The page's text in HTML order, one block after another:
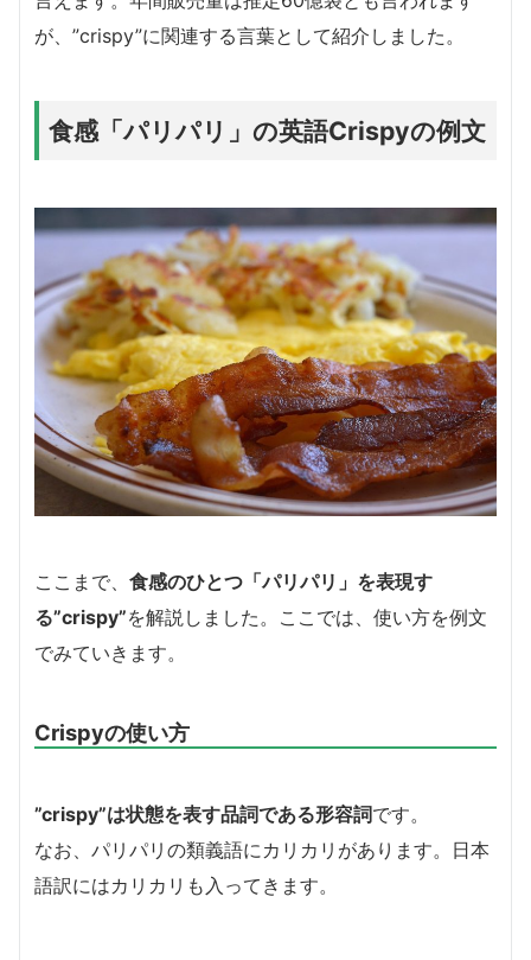
が、”crispy”に関連する言葉として紹介しました。
食感「パリパリ」の英語Crispyの例文
ここまで、 食感のひとつ「パリパリ」を表現す
る”crispy”を解説しました。ここでは、使い方を例文
でみていきます。
Crispyの使い方
”crispy”は状態を表す品詞である形容詞です。
なお、パリパリの類義語にカリカリがあります。日本
語訳にはカリカリも入ってきます。